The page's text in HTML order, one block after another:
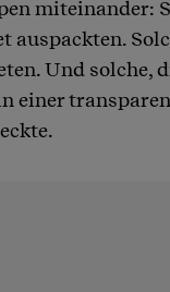
miteinander:
auspackten.
Und solche,
einer